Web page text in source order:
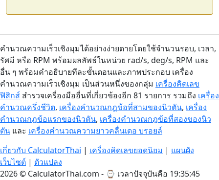
คำนวณความเร็วเชิงมุมได้อย่างง่ายดายโดยใช้จำนวนรอบ, เวลา,
รัศมี หรือ RPM พร้อมผลลัพธ์ในหน่วย rad/s, deg/s, RPM และ
อื่น ๆ พร้อมคำอธิบายทีละขั้นตอนและภาพประกอบ เครื่อง
คำนวณความเร็วเชิงมุม เป็นส่วนหนึ่งของกลุ่ม เครื่องคิดเลข
ฟิสิกส์ สำรวจเครื่องมืออื่นที่เกี่ยวข้องอีก 81 รายการ รวมถึง เครื่อง
คำนวณครึ่งชีวิต, เครื่องคำนวณกฎข้อที่สามของนิวตัน, เครื่อง
คำนวณกฎข้อแรกของนิวตัน, เครื่องคำนวณกฎข้อที่สองของนิว
ตัน และ เครื่องคำนวณความยาวคลื่นเดอ บรอยล์
เกี่ยวกับ CalculatorThai | เครื่องคิดเลขยอดนิยม | แผนผัง
เว็บไซต์ | ตัวแปลง
2026 © CalculatorThai.com - ⌚ เวลาปัจจุบันคือ 19:35:46